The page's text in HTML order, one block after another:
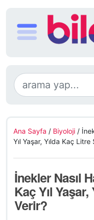
Ana Sayfa / Biyoloji /
Yıl Yaşar, Yılda Kaç Litre
İnekler Nasıl
Kaç Yıl
Verir?